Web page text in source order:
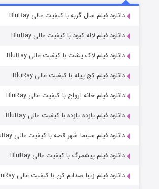
قسمت۷ (زیرنویس) منتشر شد دانلود فیلم سال گربه با کیفیت عالی BluRay
دانلود فیلم لاله کبود با کیفیت عالی BluRay
دانلود فیلم لاک پشت با کیفیت عالی BluRay
دانلود فیلم کج‌ پیله با کیفیت عالی BluRay
دانلود فیلم خانه ارواح با کیفیت عالی BluRay
دانلود فیلم یازده یازده با کیفیت عالی BluRay
دانلود فیلم سینما شهر قصه با کیفیت عالی BluRay
دانلود فیلم پیشمرگ با کیفیت عالی BluRay
دانلود فیلم زیبا صدایم کن با کیفیت عالی BluRay